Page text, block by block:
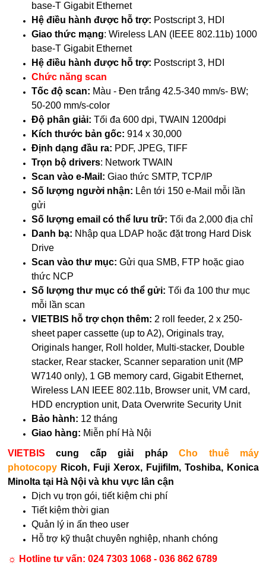
base-T Gigabit Ethernet
Hệ điều hành được hỗ trợ: Postscript 3, HDI
Giao thức mạng: Wireless LAN (IEEE 802.11b) 1000
base-T Gigabit Ethernet
Hệ điều hành được hỗ trợ: Postscript 3, HDI
Chức năng scan
Tốc độ scan: Màu - Đen trắng 42.5-340 mm/s- BW;
50-200 mm/s-color
Độ phân giải: Tối đa 600 dpi, TWAIN 1200dpi
Kích thước bản gốc: 914 x 30,000
Định dạng đầu ra: PDF, JPEG, TIFF
Trọn bộ drivers: Network TWAIN
Scan vào e-Mail: Giao thức SMTP, TCP/IP
Số lượng người nhận: Lên tới 150 e-Mail mỗi lần
gửi
Số lượng email có thể lưu trữ: Tối đa 2,000 địa chỉ
Danh bạ: Nhập qua LDAP hoặc đặt trong Hard Disk
Drive
Scan vào thư mục: Gửi qua SMB, FTP hoặc giao
thức NCP
Số lượng thư mục có thể gửi: Tối đa 100 thư mục
mỗi lần scan
VIETBIS hỗ trợ chọn thêm: 2 roll feeder, 2 x 250-
sheet paper cassette (up to A2), Originals tray,
Originals hanger, Roll holder, Multi-stacker, Double
stacker, Rear stacker, Scanner separation unit (MP
W7140 only), 1 GB memory card, Gigabit Ethernet,
Wireless LAN IEEE 802.11b, Browser unit, VM card,
HDD encryption unit, Data Overwrite Security Unit
Bảo hành: 12 tháng
Giao hàng: Miễn phí Hà Nội
VIETBIScung cấp giải phápCho thuê máy
photocopy Ricoh, Fuji Xerox, Fujifilm, Toshiba, Konica
Minolta tại Hà Nội và khu vực lân cận
Dịch vụ trọn gói, tiết kiệm chi phí
Tiết kiệm thời gian
Quản lý in ấn theo user
Hỗ trợ kỹ thuật chuyên nghiệp, nhanh chóng
☼ Hotline tư vấn: 024 7303 1068 - 036 862 6789